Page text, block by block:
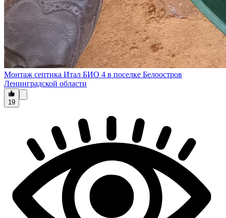
Монтаж септика Итал БИО 4 в поселке Белоостров
Ленинградской области
19